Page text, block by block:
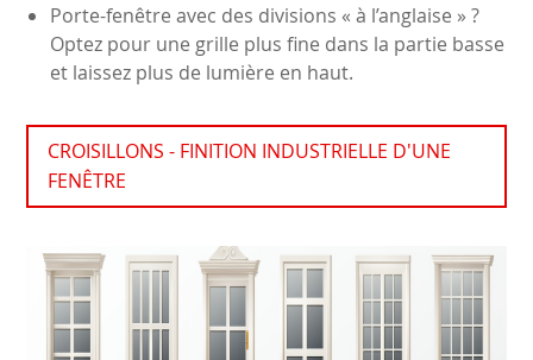
Porte-fenêtre avec des divisions « à l’anglaise » ?
Optez pour une grille plus fine dans la partie basse
et laissez plus de lumière en haut.
CROISILLONS - FINITION INDUSTRIELLE D'UNE
FENÊTRE